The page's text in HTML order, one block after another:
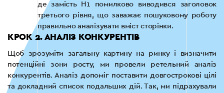
де замість H1 помилково виводився заголовок
третього рівня, що заважає пошуковому роботу
правильно аналізувати вміст сторінки.
КРОК 2. АНАЛІЗ КОНКУРЕНТІВ
Щоб зрозуміти загальну картину на ринку і визначити
потенційні зони росту, ми провели ретельний аналіз
конкурентів. Аналіз допоміг поставити довгострокові цілі
та докладний список подальших дій. Так, ми підрахували